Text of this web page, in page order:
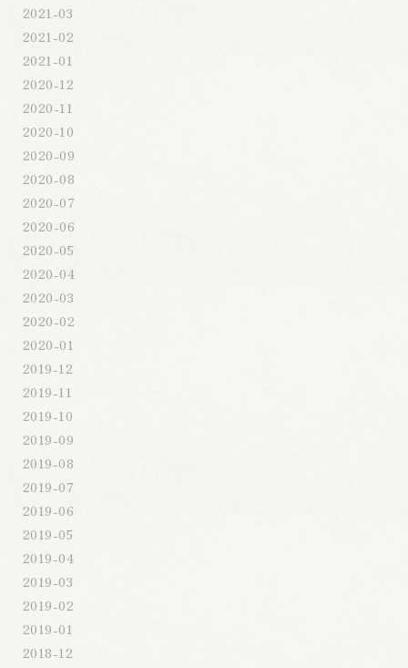
2021-03
2021-02
2021-01
2020-12
2020-11
2020-10
2020-09
2020-08
2020-07
2020-06
2020-05
2020-04
2020-03
2020-02
2020-01
2019-12
2019-11
2019-10
2019-09
2019-08
2019-07
2019-06
2019-05
2019-04
2019-03
2019-02
2019-01
2018-12